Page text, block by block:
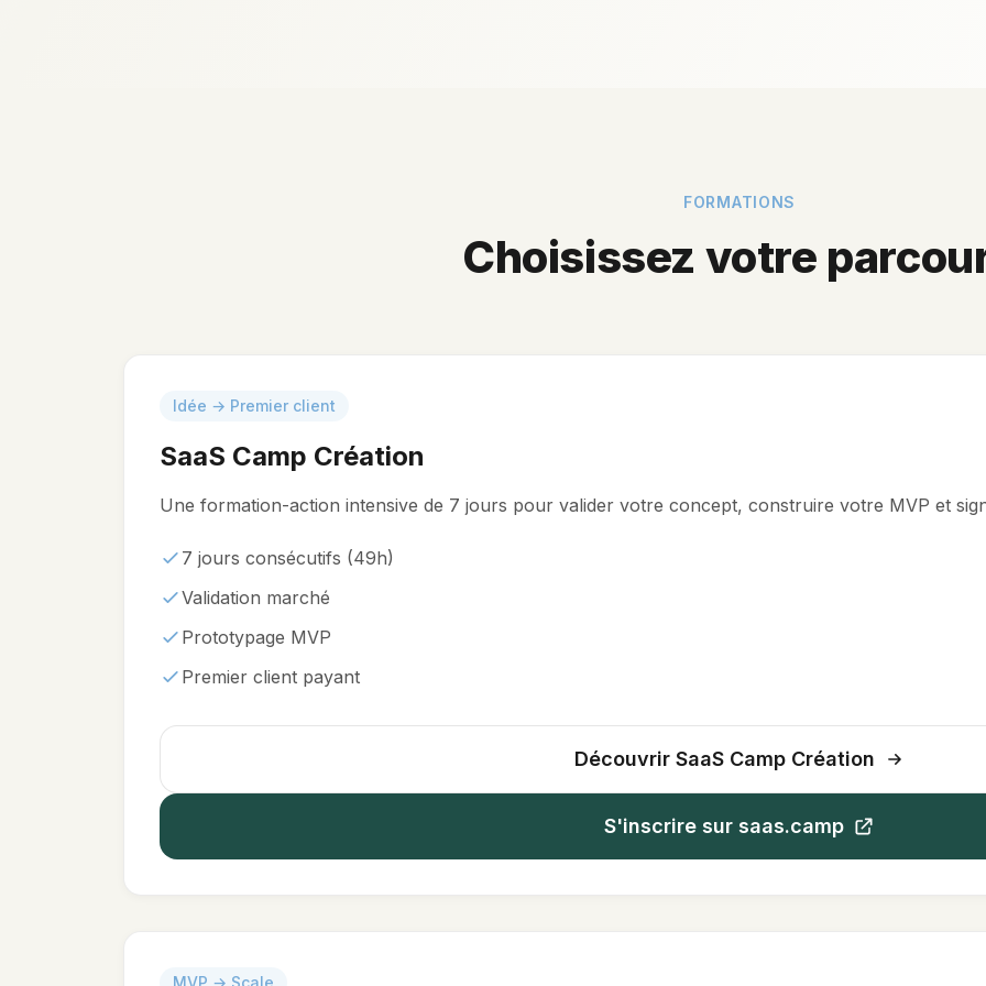
FORMATIONS
Choisissez votre
Idée → Premier client
SaaS Camp Création
Une formation-action intensive de 7 jours pour valider votre concept, construire votre MVP et
7 jours consécutifs (49h)
Validation marché
Prototypage MVP
Premier client payant
Découvrir SaaS Camp Création
S'inscrire sur saas.camp
MVP → Scale